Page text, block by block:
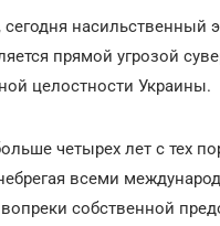
насильственный
прямой угрозой
целостности Украины.
четырех лет с тех
всеми
собственной